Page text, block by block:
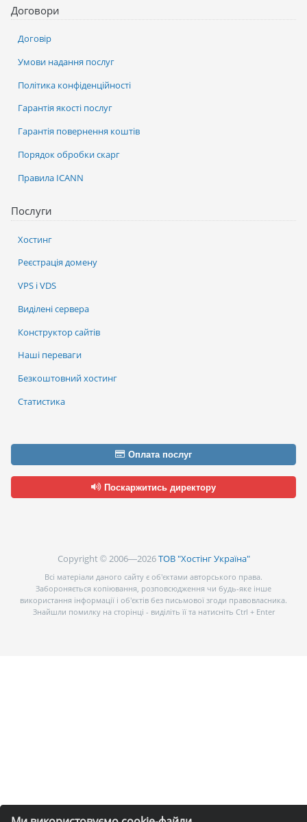
Послуги
Хостинг
Реєстрація домену
VPS і VDS
Виділені сервера
Конструктор сайтів
Наші переваги
Безкоштовний хостинг
Статистика
Договори
Договір
Умови надання послуг
Політика конфіденційності
Гарантія якості послуг
Гарантія повернення коштів
Порядок обробки скарг
Правила ICANN
Оплата послуг
Поскаржитись директору
Copyright © 2006—2026ТОВ "Хостінг Україна"
Всі матеріали даного сайту є об’єктами авторського права.
Забороняється копіювання, розповсюдження чи будь-яке інше
використання інформації і об’єктів без письмової згоди правовласника.
Знайшли помилку на сторінці - виділіть її та натисніть Ctrl + Enter